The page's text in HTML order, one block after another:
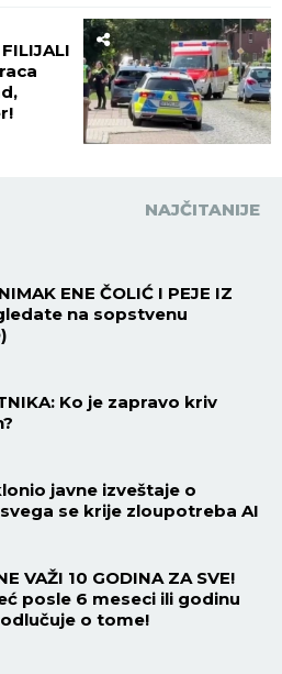
NAJČITANIJE
ENE ČOLIĆ I PEJE IZ
gledate na sopstvenu
Ko je zapravo kriv
javne izveštaje o
se krije zloupotreba AI
VAŽI 10 GODINA ZA SVE!
posle 6 meseci ili godinu
o tome!